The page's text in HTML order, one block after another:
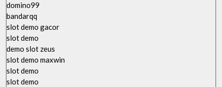
domino99
bandarqq
slot demo gacor
slot demo
demo slot zeus
slot demo maxwin
slot demo
slot demo